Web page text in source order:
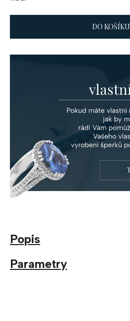
DO KOŠÍKU
Popis
Parametry